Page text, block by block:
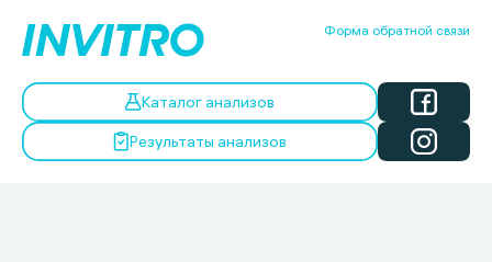
Форма обратной связи
Каталог анализов
Результаты анализов